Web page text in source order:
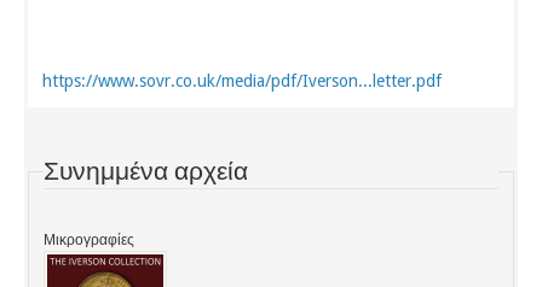
https://www.sovr.co.uk/media/pdf/Iverson...letter.pdf
Συνημμένα αρχεία
Μικρογραφίες